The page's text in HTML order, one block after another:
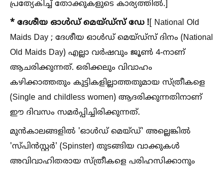
പ്രത്യേകിച്ച്‌ തോക്കുകളുടെ കാര്യത്തില്‍.]
* ദേശീയ ഓള്‍ഡ് മെയ്ഡ്സ് ഡേ ! [ National Old
Maids Day ; ദേശീയ ഓള്‍ഡ് മെയ്ഡ്സ് ദിനം (National
Old Maids Day) എല്ലാ വർഷവും ജൂണ്‍ 4-നാണ്
ആചരിക്കുന്നത്. ഒരിക്കലും വിവാഹം
കഴിക്കാത്തതും കുട്ടികളില്ലാത്തതുമായ സ്ത്രീകളെ
(Single and childless women) ആദരിക്കുന്നതിനാണ്
ഈ ദിവസം സമർപ്പിച്ചിരിക്കുന്നത്.
മുൻകാലങ്ങളില്‍ 'ഓള്‍ഡ് മെയ്ഡ്' അല്ലെങ്കില്‍
'സ്പിൻസ്റ്റർ' (Spinster) തുടങ്ങിയ വാക്കുകള്‍
അവിവാഹിതരായ സ്ത്രീകളെ പരിഹസിക്കാനും